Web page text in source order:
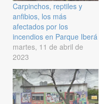
Carpinchos, reptiles y
anfibios, los más
afectados por los
incendios en Parque Iberá
martes, 11 de abril de
2023